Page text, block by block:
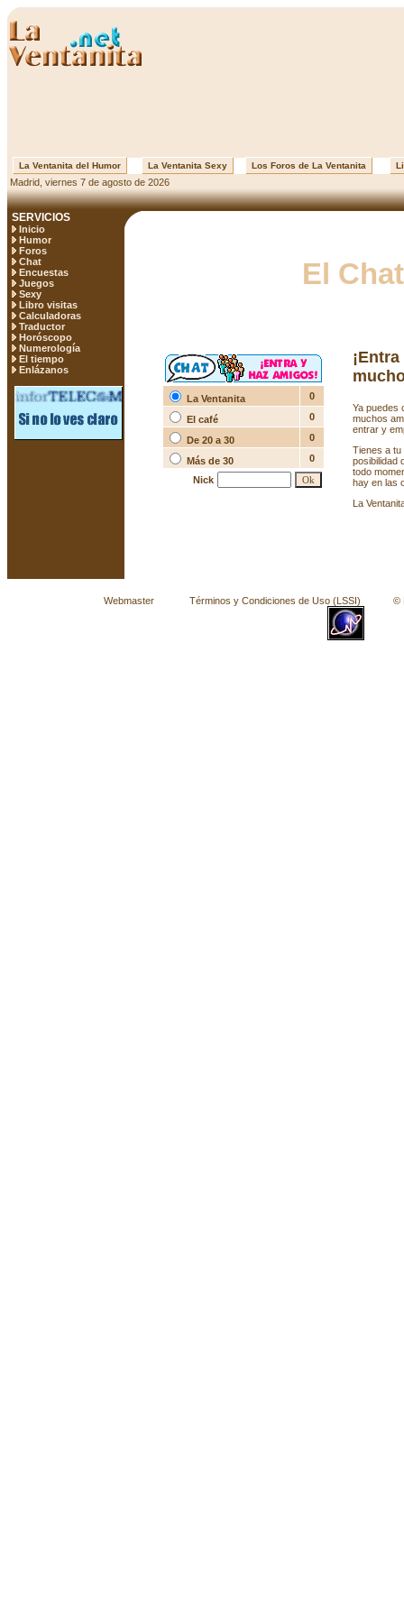
La Ventanita del Humor La Ventanita Sexy Los Foros de La Ventanita
Madrid, viernes 7 de agosto de 2026
SERVICIOS
Inicio
Humor
Foros
Chat
Encuestas
Juegos
Sexy
Libro visitas
Calculadoras
Traductor
Horóscopo
Numerología
El tiempo
Enlázanos
El Chat
La Ventanita 0
El café 0
De 20 a 30 0
Más de 30
0
Nick
Ya puedes
muchos
entrar y
Tienes a tu
posibilidad
todo
hay en las
La
Webmaster Términos y Condiciones de Uso (LSSI) © La